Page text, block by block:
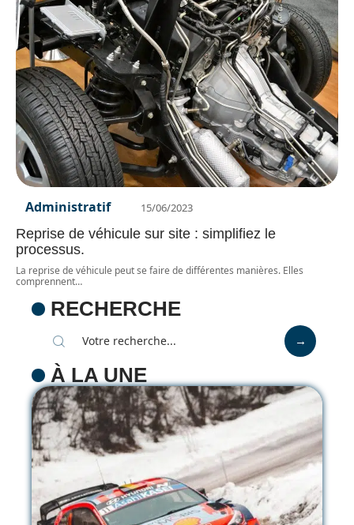
Administratif 15/06/2023
Reprise de véhicule sur site : simplifiez le
processus.
La reprise de véhicule peut se faire de différentes manières. Elles
comprennent…
RECHERCHE
À LA UNE